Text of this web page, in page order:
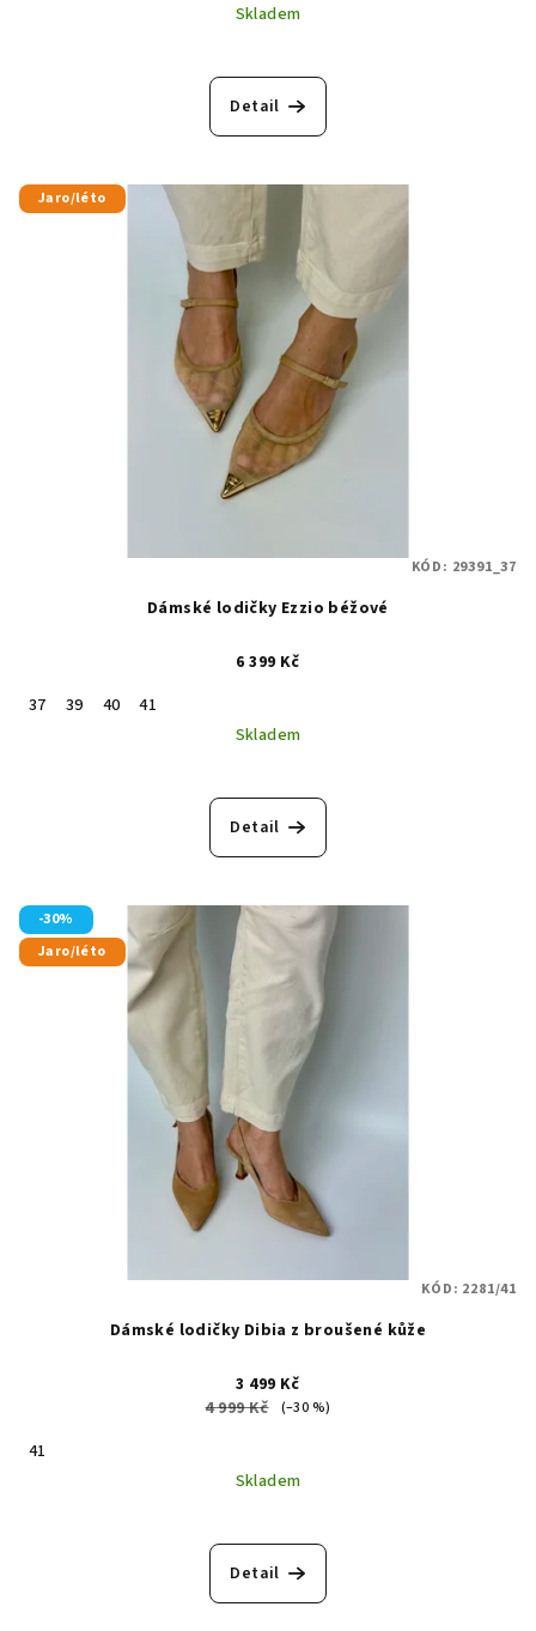
Skladem
Detail
Jaro/léto
Dámské lodičky Ezzio béžové
6 399 Kč
37
39 40
41
Skladem
Detail
KÓD: 29391_37
-30%
Jaro/léto
Dámské lodičky Dibia z broušené kůže
3 499 Kč
4 999 Kč
(–30 %)
41
Skladem
Detail
KÓD: 2281/41